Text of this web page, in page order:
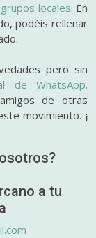
locales. En
podéis rellenar
pero sin
de WhatsApp.
de otras
movimiento. ¡
a tu